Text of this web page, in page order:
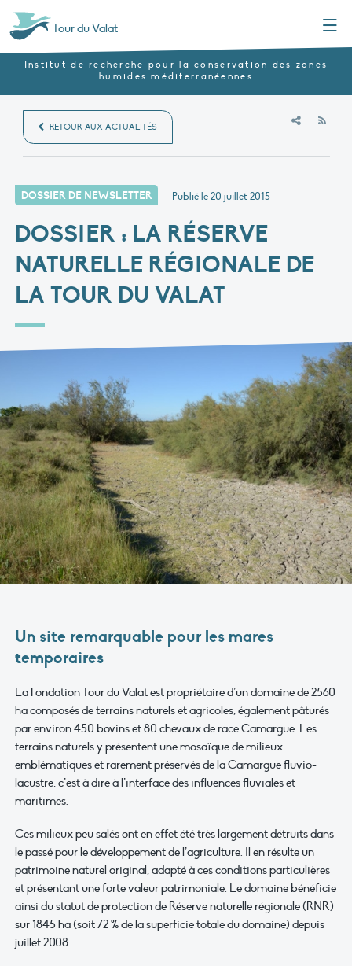
Tour du Valat
Institut de recherche pour la conservation des zones
humides méditerranéennes
RETOUR AUX ACTUALITÉS
DOSSIER DE NEWSLETTER Publié le20 juillet 2015
DOSSIER : LA RÉSERVE
NATURELLE RÉGIONALE DE
LA TOUR DU VALAT
Un site remarquable pour les mares
temporaires
La Fondation Tour du Valat est propriétaire d’un domaine de 2560
ha composés de terrains naturels et agricoles, également pâturés
par environ 450 bovins et 80 chevaux de race Camargue. Les
terrains naturels y présentent une mosaïque de milieux
emblématiques et rarement préservés de la Camargue fluvio-
lacustre, c’est à dire à l’interface des influences fluviales et
maritimes.
Ces milieux peu salés ont en effet été très largement détruits dans
le passé pour le développement de l’agriculture. Il en résulte un
patrimoine naturel original, adapté à ces conditions particulières
et présentant une forte valeur patrimoniale. Le domaine bénéficie
ainsi du statut de protection de Réserve naturelle régionale (RNR)
sur 1845 ha (soit 72 % de la superficie totale du domaine) depuis
juillet 2008.